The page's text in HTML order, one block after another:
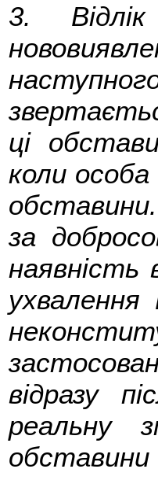
3.
ці
коли особа
за
наявність
відразу
реальну
обставини